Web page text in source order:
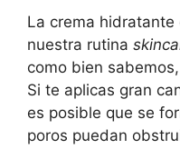
La crema
nuestra rutina
como bien
Si te aplicas gran
es posible que se
poros puedan